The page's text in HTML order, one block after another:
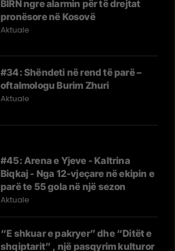
BIRN ngre alarmin për të drejtat
pronësore në Kosovë
Aktuale
#34: Shëndeti në rend të parë –
oftalmologu Burim Zhuri
Aktuale
#45: Arena e Yjeve - Kaltrina
Biqkaj - Nga 12-vjeçare në ekipin e
parë te 55 gola në një sezon
Aktuale
“E shkuar e pakryer” dhe “Ditët e
shqiptarit” , një pasqyrim kulturor